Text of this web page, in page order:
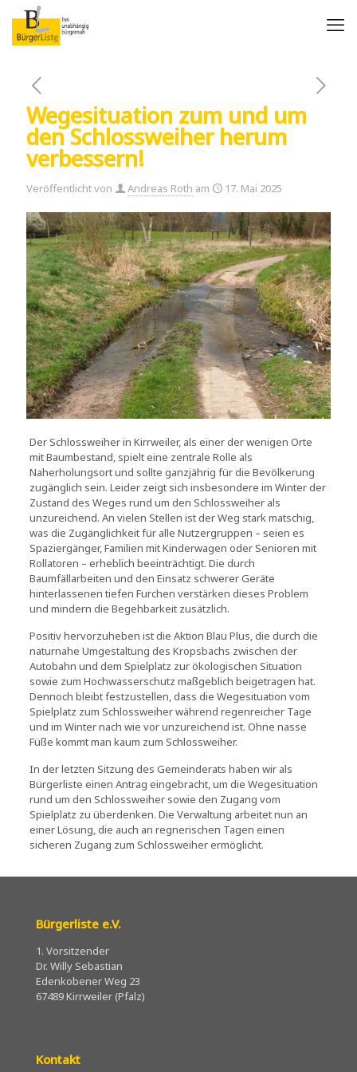
Wegesituation zum und um
den Schlossweiher herum
verbessern!
Veröffentlicht von Andreas Roth am 17. Mai 2025
Der Schlossweiher in Kirrweiler, als einer der wenigen Orte
mit Baumbestand, spielt eine zentrale Rolle als
Naherholungsort und sollte ganzjährig für die Bevölkerung
zugänglich sein. Leider zeigt sich insbesondere im Winter der
Zustand des Weges rund um den Schlossweiher als
unzureichend. An vielen Stellen ist der Weg stark matschig,
was die Zugänglichkeit für alle Nutzergruppen – seien es
Spaziergänger, Familien mit Kinderwagen oder Senioren mit
Rollatoren – erheblich beeinträchtigt. Die durch
Baumfällarbeiten und den Einsatz schwerer Geräte
hinterlassenen tiefen Furchen verstärken dieses Problem
und mindern die Begehbarkeit zusätzlich.
Positiv hervorzuheben ist die Aktion Blau Plus, die durch die
naturnahe Umgestaltung des Kropsbachs zwischen der
Autobahn und dem Spielplatz zur ökologischen Situation
sowie zum Hochwasserschutz maßgeblich beigetragen hat.
Dennoch bleibt festzustellen, dass die Wegesituation vom
Spielplatz zum Schlossweiher während regenreicher Tage
und im Winter nach wie vor unzureichend ist. Ohne nasse
Füße kommt man kaum zum Schlossweiher.
In der letzten Sitzung des Gemeinderats haben wir als
Bürgerliste einen Antrag eingebracht, um die Wegesituation
rund um den Schlossweiher sowie den Zugang vom
Spielplatz zu überdenken. Die Verwaltung arbeitet nun an
einer Lösung, die auch an regnerischen Tagen einen
sicheren Zugang zum Schlossweiher ermöglicht.
Bürgerliste e.V.
1. Vorsitzender
Dr. Willy Sebastian
Edenkobener Weg 23
67489 Kirrweiler (Pfalz)
Kontakt